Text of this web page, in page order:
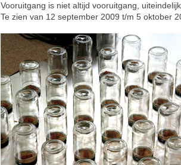
Vooruitgang is niet altijd vooruitgang,
Te zien van 12 september 2009 t/m 5 oktober